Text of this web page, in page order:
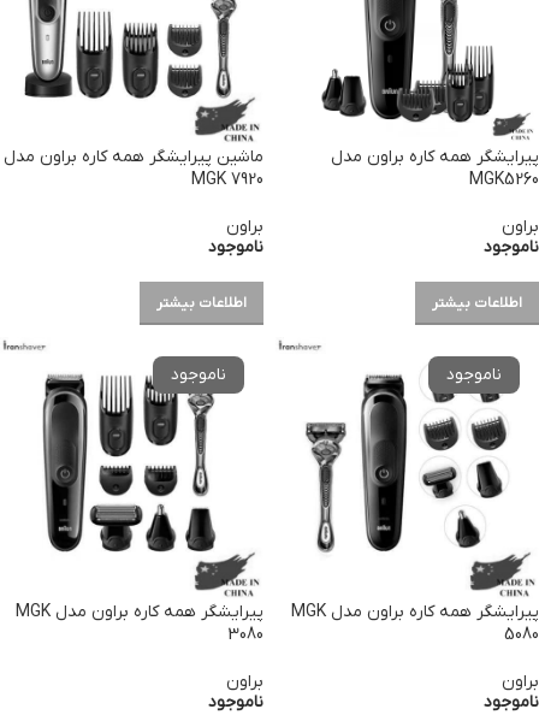
پیرایشگر همه کاره براون مدل
MGK5260
براون
ناموجود
اطلاعات بیشتر
ماشین پیرایشگر همه کاره براون مدل
MGK 7920
براون
ناموجود
اطلاعات بیشتر
پیرایشگر همه کاره براون مدل MGK
5080
براون
ناموجود
پیرایشگر همه کاره براون مدل MGK
3080
براون
ناموجود